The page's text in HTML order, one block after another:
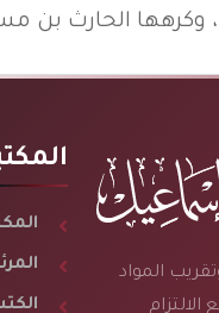
وكرهها الحارث بن
المواد